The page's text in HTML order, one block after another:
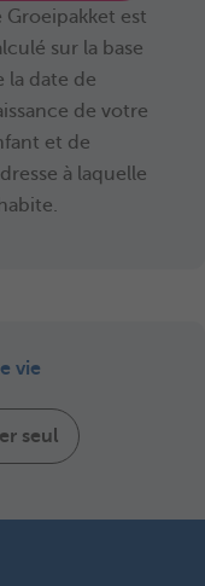
Groeipakket est
sur la base
la date de
de votre
et de
à laquelle
vie
seul